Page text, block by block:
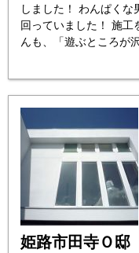
しました！ わんぱくな
回っていました！ 施工
んも、「遊ぶところが
姫路市田寺Ｏ